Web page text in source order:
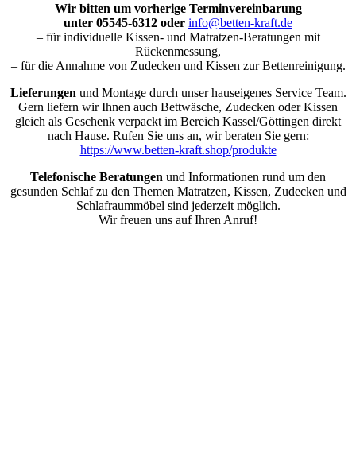
Wir bitten um vorherige Terminvereinbarung
unter 05545-6312 oder info@betten-kraft.de
– für individuelle Kissen- und Matratzen-Beratungen mit
Rückenmessung,
– für die Annahme von Zudecken und Kissen zur Bettenreinigung.
Lieferungen und Montage durch unser hauseigenes Service Team.
Gern liefern wir Ihnen auch Bettwäsche, Zudecken oder Kissen
gleich als Geschenk verpackt im Bereich Kassel/Göttingen direkt
nach Hause. Rufen Sie uns an, wir beraten Sie gern:
https://www.betten-kraft.shop/produkte
Telefonische Beratungen und Informationen rund um den
gesunden Schlaf zu den Themen Matratzen, Kissen, Zudecken und
Schlafraummöbel sind jederzeit möglich.
Wir freuen uns auf Ihren Anruf!